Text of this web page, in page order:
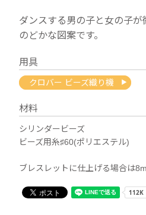
2016年 2015年 2014年
刺しゅう
インテリア
ダンスする男の子と女の子が
のどかな図案です。
用具
クロバー ビーズ織り機
材料
シリンダービーズ
ビーズ用糸♯60(ポリエステル)
ブレスレットに仕上げる場合は